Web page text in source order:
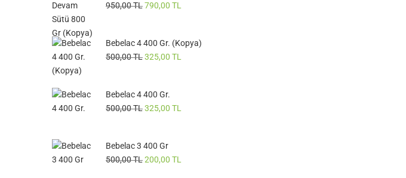
950,00TL790,00 TL
Bebelac 4 400 Gr. (Kopya)
500,00TL325,00 TL
Bebelac 4 400 Gr.
500,00TL325,00 TL
Bebelac 3 400 Gr
500,00TL200,00 TL